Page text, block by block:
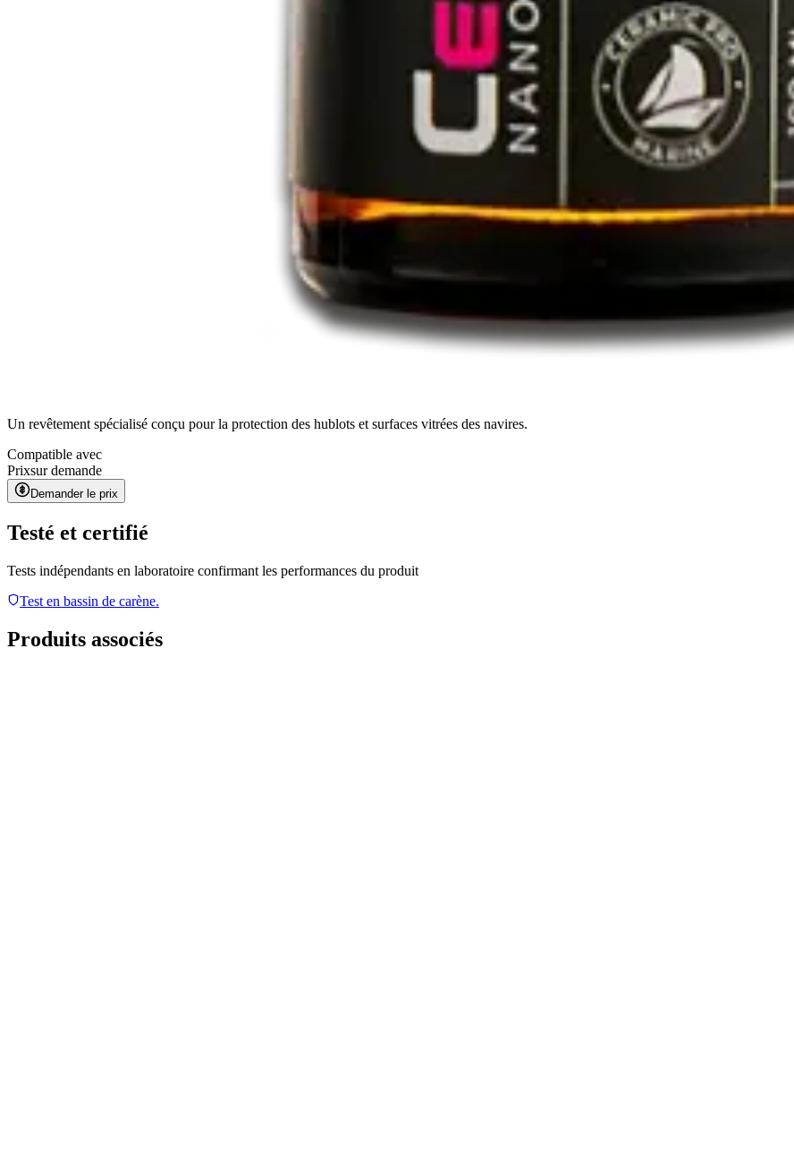
Un revêtement spécialisé conçu pour la protection des hublots et surfaces vitrées des navires.
Compatible avec
Prixsur demande
Demander le prix
Testé et certifié
Tests indépendants en laboratoire confirmant les performances du produit
Test en bassin de carène.
Produits associés